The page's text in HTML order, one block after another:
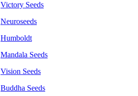
Victory Seeds
Neuroseeds
Humboldt
Mandala Seeds
Vision Seeds
Buddha Seeds